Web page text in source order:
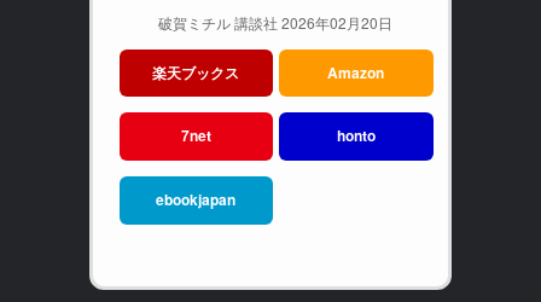
破賀ミチル 講談社 2026年02月20日
楽天ブックス Amazon
7net honto
ebookjapan